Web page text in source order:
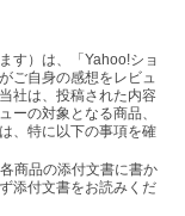
す）は、「Yahoo!ショ
ご自身の感想をレビュ
社は、投稿された内容
ーの対象となる商品、
、特に以下の事項を確
商品の添付文書に書か
添付文書をお読みくだ